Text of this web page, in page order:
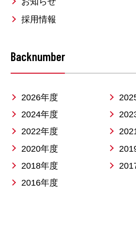
採用情報
Backnumber
2026年度
2024年度
2022年度
2020年度
2018年度
2016年度